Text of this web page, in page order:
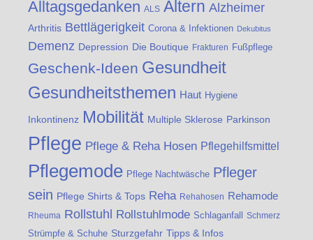
Alltagsgedanken ALS Altern Alzheimer
Arthritis Bettlägerigkeit Corona & Infektionen Dekubitus
Demenz Depression Die Boutique Frakturen Fußpflege
Geschenk-Ideen Gesundheit
Gesundheitsthemen Haut Hygiene
Inkontinenz Mobilität Multiple Sklerose Parkinson
Pflege Pflege & Reha Hosen Pflegehilfsmittel
Pflegemode Pflege Nachtwäsche Pfleger
sein Pflege Shirts & Tops Reha Rehahosen Rehamode
Rheuma Rollstuhl Rollstuhlmode Schlaganfall Schmerz
Strümpfe & Schuhe Sturzgefahr Tipps & Infos